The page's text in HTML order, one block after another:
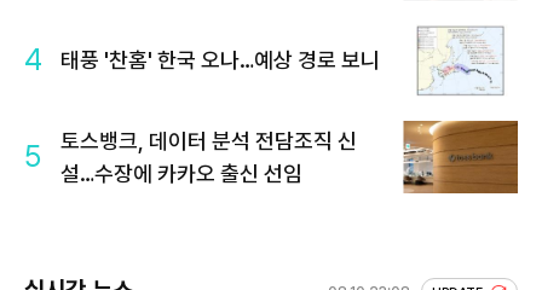
4 태풍 '찬홈' 한국 오나…예상 경로 보니
5
토스뱅크, 데이터 분석 전담조직 신
설…수장에 카카오 출신 선임